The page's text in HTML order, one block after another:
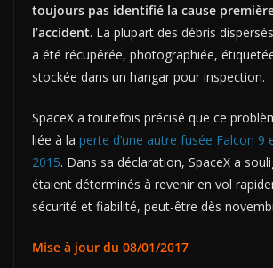
toujours pas identifié la cause
l’accident. La plupart des débris
a été récupérée, photographiée,
stockée dans un hangar pour inspection.
SpaceX a toutefois précisé que ce
liée à la perte d’une autre fusée Falcon 9
2015. Dans sa déclaration, SpaceX a
étaient déterminés à revenir en vol
sécurité et fiabilité, peut-être dès
Mise à jour du 08/01/2017